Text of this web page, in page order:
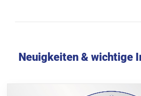
Neuigkeiten & wichtige